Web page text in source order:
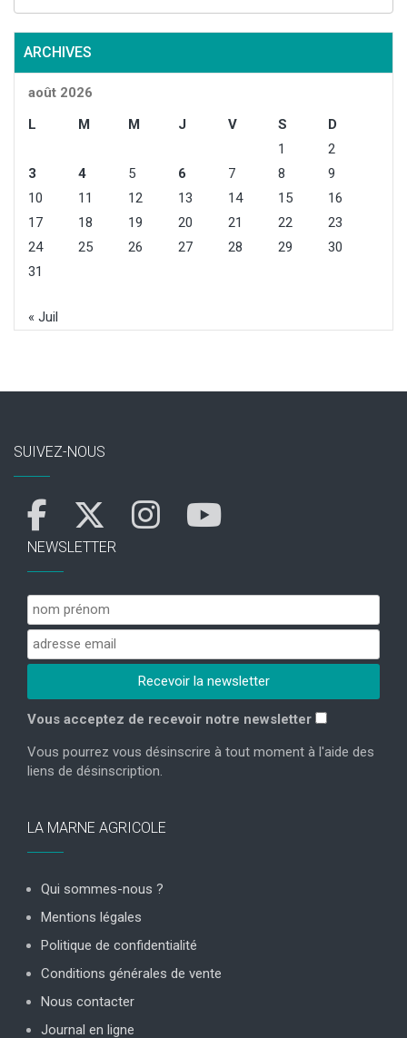
ARCHIVES
août 2026
L
M M J V S
D
1
2
3
4 5 6 7 8
9
10
11 12 13 14 15
16
17
18 19 20 21 22
23
24
25 26 27 28 29
30
31
« Juil
SUIVEZ-NOUS
NEWSLETTER
Vous acceptez de recevoir notre newsletter
Vous pourrez vous désinscrire à tout moment à l'aide des
liens de désinscription.
LA MARNE AGRICOLE
Qui sommes-nous ?
Mentions légales
Politique de confidentialité
Conditions générales de vente
Nous contacter
Journal en ligne